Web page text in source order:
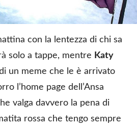
con la lentezza di chi sa
solo a tappe, mentre Katy
un meme che le è arrivato
l’home page dell’Ansa
valga davvero la pena di
rossa che tengo sempre